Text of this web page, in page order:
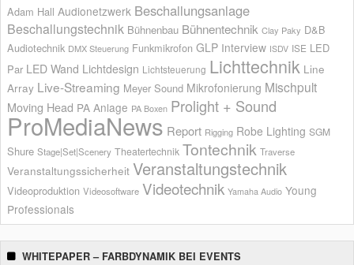
Adam Hall Audionetzwerk Beschallungsanlage
Beschallungstechnik Bühnenbau Bühnentechnik Clay Paky D&B
Audiotechnik DMX Steuerung Funkmikrofon GLP Interview ISDV ISE LED
Par LED Wand Lichtdesign Lichtsteuerung Lichttechnik Line
Array Live-Streaming Meyer Sound Mikrofonierung Mischpult
Moving Head PA Anlage PA Boxen Prolight + Sound
ProMediaNews Report Rigging Robe Lighting SGM
Shure Stage|Set|Scenery Theatertechnik Tontechnik Traverse
Veranstaltungssicherheit Veranstaltungstechnik
Videoproduktion Videosoftware Videotechnik Yamaha Audio Young
Professionals
WHITEPAPER – FARBDYNAMIK BEI EVENTS